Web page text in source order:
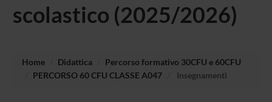
scolastico (2025/2026)
Home Didattica
Percorso formativo 30CFU e 60CFU
PERCORSO 60 CFU CLASSE A047
Insegnamenti